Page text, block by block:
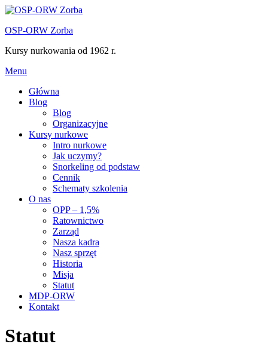
Przejdź
treści
OSP-ORW Zorba
Kursy nurkowania od 1962 r.
Menu
Główna
Blog
Blog
Organizacyjne
Kursy nurkowe
Intro nurkowe
Jak uczymy?
Snorkeling od podstaw
Cennik
Schematy szkolenia
O nas
OPP – 1,5%
Ratownictwo
Zarząd
Nasza kadra
Nasz sprzęt
Historia
Misja
Statut
MDP-ORW
Kontakt
Statut